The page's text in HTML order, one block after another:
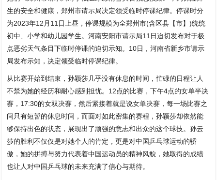
生的安全和健康，郑州市请示局决定领受临时停课纪律。停课时分
为2023年12月11日上昼，停课规模为全郑州市(含区县【市】)统统
初中、小学和幼儿园学生。河南安阳市请示局11日迫切发布对于极
点恶劣天气条目下临时停课的迫切示知。10日，河南省新乡市请示
局发布示知，决定领受临时停课纪律。
从比赛开始到结束，孙颖莎几乎没有休息的时间，忙碌的日程让人
不禁为她的经历和耐心感到担忧。12点的比赛，下午4点的女单半决
赛，17:30的女双决赛，然后紧接着就是说女单决赛，每一场比赛之
间只有短暂的休息时间，而面对如此密集的赛程，孙颖莎却依然能
够保持出色的状态，展现出了顽强的意志和出众的这个球技。孙云
莎的胜利不仅仅是对她个人的肯定，更是对中国乒乓球运动的骄
傲，她的拼搏与努力代表着中国运动员的精神风貌，她取得的成绩
也让人对中国乒乓球的未来充满了信心与期待。